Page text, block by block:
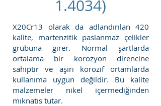
1.4034)
X20Cr13 olarak da adlandırılan 420
kalite, martenzitik paslanmaz çelikler
grubuna girer. Normal şartlarda
ortalama bir korozyon direncine
sahiptir ve aşırı korozif ortamlarda
kullanıma uygun değildir. Bu kalite
malzemeler nikel içermediğinden
mıknatıs tutar.